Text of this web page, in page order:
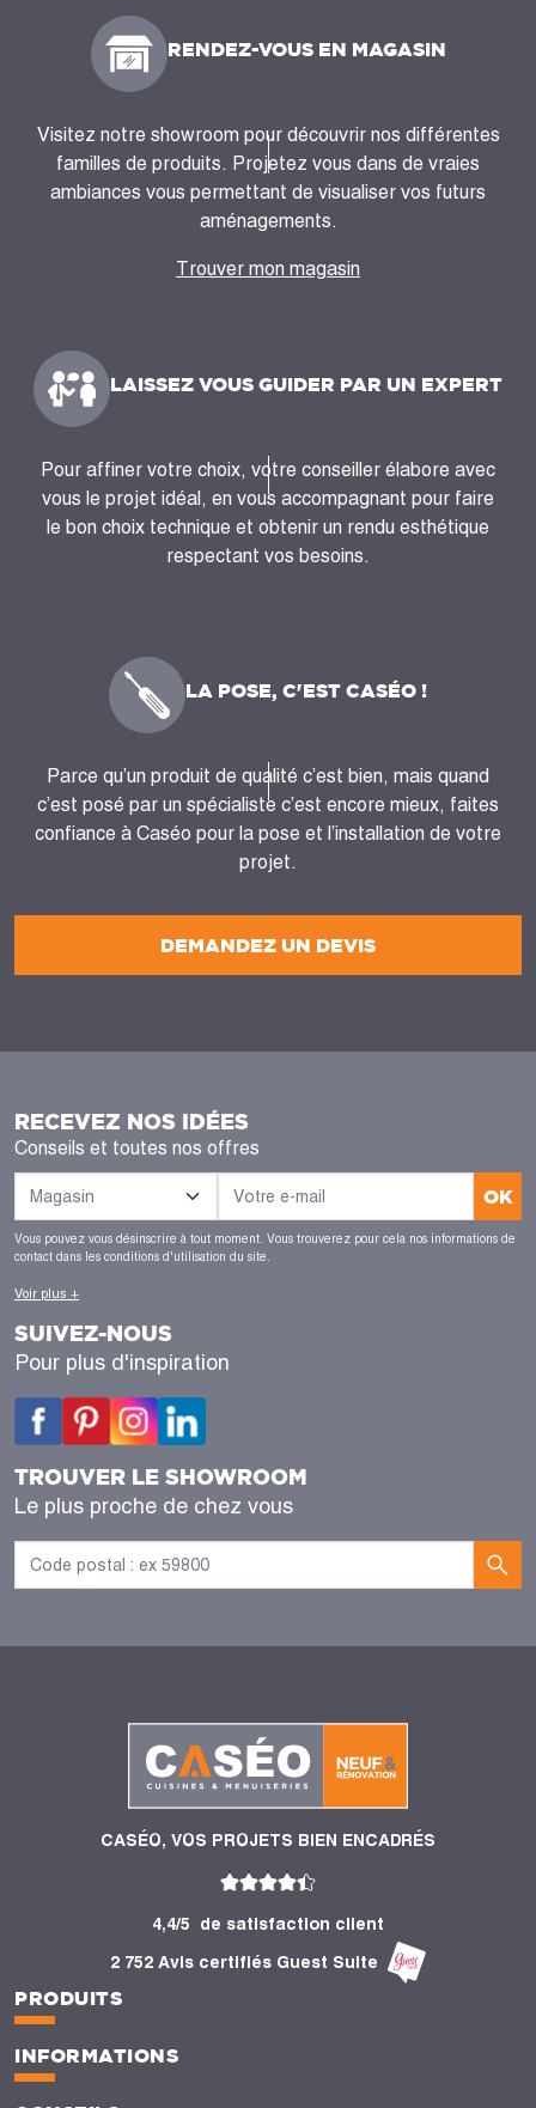
DEMANDEZ UN DEVIS
RENDEZ-VOUS EN MAGASIN
Visitez notre showroom pour découvrir nos différentes
familles de produits. Projetez vous dans de vraies
ambiances vous permettant de visualiser vos futurs
aménagements.
Trouver mon magasin
LAISSEZ VOUS GUIDER PAR UN EXPERT
Pour affiner votre choix, votre conseiller élabore avec
vous le projet idéal, en vous accompagnant pour faire
le bon choix technique et obtenir un rendu esthétique
respectant vos besoins.
LA POSE, C'EST CASÉO !
Parce qu’un produit de qualité c’est bien, mais quand
c’est posé par un spécialiste c’est encore mieux, faites
confiance à Caséo pour la pose et l’installation de votre
projet.
RECEVEZ NOS IDÉES
Conseils et toutes nos offres
OK
Vous pouvez vous désinscrire à tout moment. Vous trouverez pour cela nos informations de
contact dans les conditions d'utilisation du site.
Voir plus +
SUIVEZ-NOUS
Pour plus d'inspiration
TROUVER LE SHOWROOM
Le plus proche de chez vous
CASÉO, VOS PROJETS BIEN ENCADRÉS
4,4/5
de satisfaction client
2 752 Avis certifiés Guest Suite
PRODUITS
INFORMATIONS